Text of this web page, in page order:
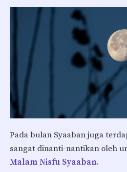
Pada bulan Syaaban juga
sangat dinanti-nantikan oleh
Malam Nisfu Syaaban.